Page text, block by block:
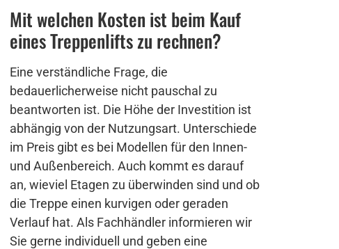
Mit welchen Kosten ist beim Kauf
eines Treppenlifts zu rechnen?
Eine verständliche Frage, die
bedauerlicherweise nicht pauschal zu
beantworten ist. Die Höhe der Investition ist
abhängig von der Nutzungsart. Unterschiede
im Preis gibt es bei Modellen für den Innen-
und Außenbereich. Auch kommt es darauf
an, wieviel Etagen zu überwinden sind und ob
die Treppe einen kurvigen oder geraden
Verlauf hat. Als Fachhändler informieren wir
Sie gerne individuell und geben eine